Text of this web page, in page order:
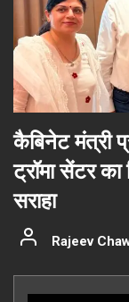
कैबिनेट मंत्री
ट्रॉमा सेंटर का
सराहा
Rajeev